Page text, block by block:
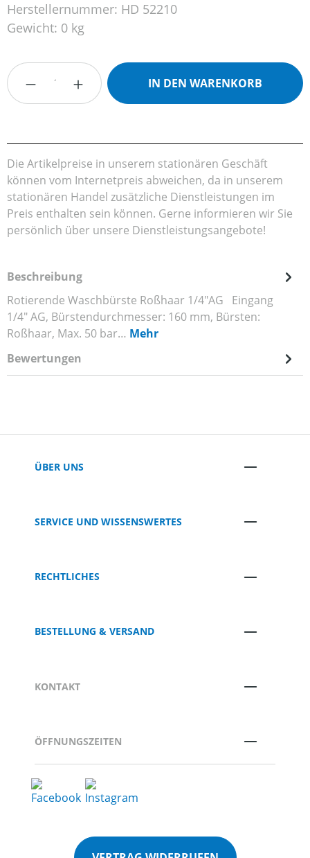
Herstellernummer: HD 52210
Gewicht: 0 kg
Produkt Anzahl: Gib den gewünschten
IN DEN WARENKORB
Die Artikelpreise in unserem stationären Geschäft
können vom Internetpreis abweichen, da in unserem
stationären Handel zusätzliche Dienstleistungen im
Preis enthalten sein können. Gerne informieren wir Sie
persönlich über unsere Dienstleistungsangebote!
Beschreibung
Rotierende Waschbürste Roßhaar 1/4"AG Eingang
1/4" AG, Bürstendurchmesser: 160 mm, Bürsten:
Roßhaar, Max. 50 bar… Mehr
Bewertungen
ÜBER UNS
SERVICE UND WISSENSWERTES
RECHTLICHES
BESTELLUNG & VERSAND
KONTAKT
ÖFFNUNGSZEITEN